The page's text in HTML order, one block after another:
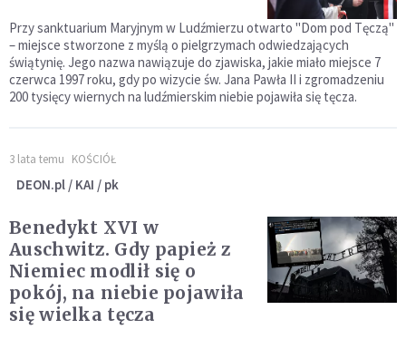
Przy sanktuarium Maryjnym w Ludźmierzu otwarto "Dom pod Tęczą"
– miejsce stworzone z myślą o pielgrzymach odwiedzających
świątynię. Jego nazwa nawiązuje do zjawiska, jakie miało miejsce 7
czerwca 1997 roku, gdy po wizycie św. Jana Pawła II i zgromadzeniu
200 tysięcy wiernych na ludźmierskim niebie pojawiła się tęcza.
3 lata temu KOŚCIÓŁ
DEON.pl / KAI / pk
Benedykt XVI w
Auschwitz. Gdy papież z
Niemiec modlił się o
pokój, na niebie pojawiła
się wielka tęcza